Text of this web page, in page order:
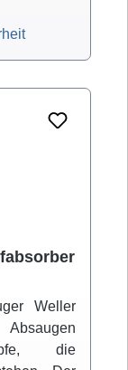
Weller
die